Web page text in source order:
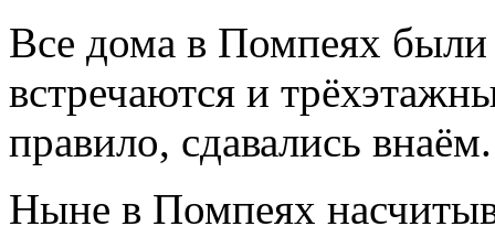
Все дома в Помпеях были
встречаются и
правило, сдавались внаём.
Ныне в Помпеях